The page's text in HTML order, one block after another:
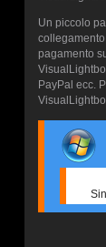
Un piccolo
pagamento
PayPal ecc.